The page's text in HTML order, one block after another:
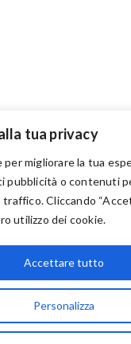
tua privacy
per migliorare la tua
pubblicità o contenuti
traffico. Cliccando
utilizzo dei cookie.
Personalizza
Accettare tutto
Noci 12
Irpino (AV)